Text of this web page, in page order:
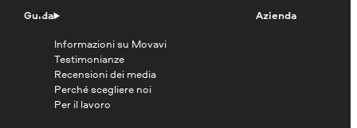
Guida
Azienda
Informazioni su Movavi
Testimonianze
Recensioni dei media
Perché scegliere noi
Per il lavoro